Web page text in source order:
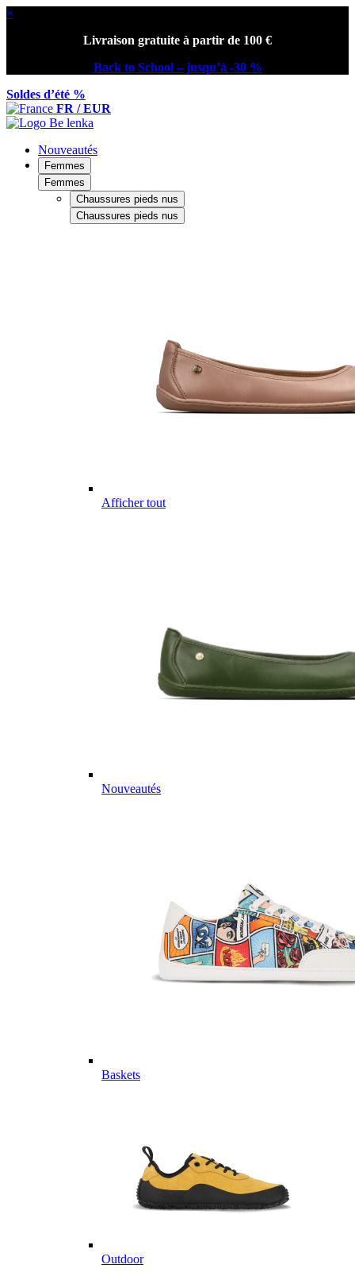
×
Livraison gratuite à partir de 100 €
Back to School – jusqu’à -30 %
Soldes d’été %
FR / EUR
Nouveautés
Femmes
Femmes
Chaussures pieds nus
Chaussures pieds nus
Afficher tout
Nouveautés
Baskets
Outdoor